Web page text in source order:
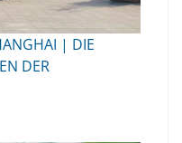
| DIE
DER